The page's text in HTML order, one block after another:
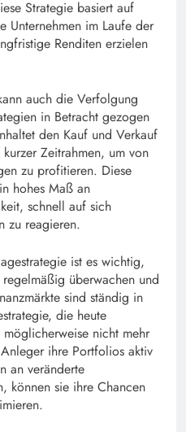
Strategie basiert auf
Unternehmen im Laufe der
Renditen erzielen
auch die Verfolgung
in Betracht gezogen
den Kauf und Verkauf
Zeitrahmen, um von
zu profitieren. Diese
hohes Maß an
schnell auf sich
zu reagieren.
ist es wichtig,
überwachen und
sind ständig in
die heute
nicht mehr
ihre Portfolios aktiv
an veränderte
können sie ihre Chancen